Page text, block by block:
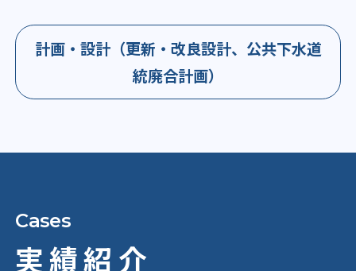
計画・設計（更新・改良設計、公共下水道
統廃合計画）
実績紹介